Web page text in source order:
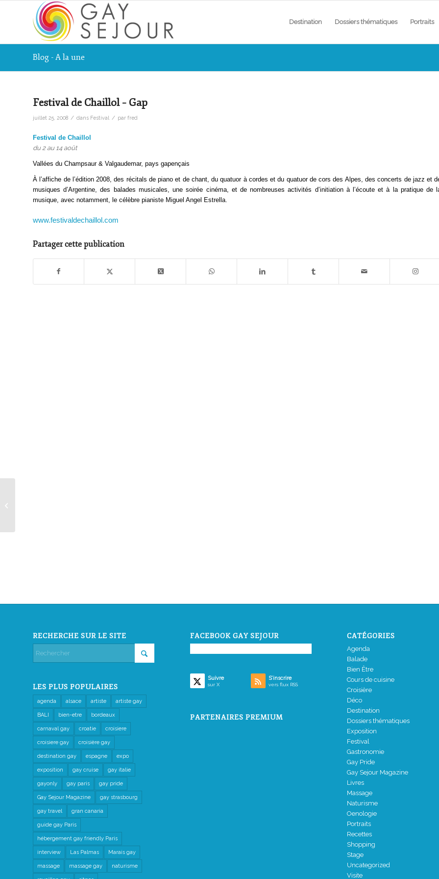
Destination Dossiers thématiques Portraits
Blog - A la une
Festival de Chaillol – Gap
juillet 25, 2008 / dans Festival / par fred
Festival de Chaillol
du 2 au 14 août
Vallées du Champsaur & Valgaudemar, pays gapençais
À l’affiche de l’édition 2008, des récitals de piano et de chant, du quatuor à cordes et du quatuor de cors des Alpes, des concerts de jazz et
musiques d’Argentine, des balades musicales, une soirée cinéma, et de nombreuses activités d’initiation à l’écoute et à la pratique de
musique, avec notamment, le célèbre pianiste Miguel Angel Estrella.
www.festivaldechaillol.com
Partager cette publication
RECHERCHE SUR LE SITE
LES PLUS POPULAIRES
agenda alsace artiste artiste gay
BALI bien-etre bordeaux
carnaval gay croatie croisiere
croisiere gay croisière gay
destination gay espagne expo
exposition gay cruise gay italie
gayonly gay paris gay pride
Gay Sejour Magazine gay strasbourg
gay travel gran canaria
guide gay Paris
hébergement gay friendly Paris
interview Las Palmas Marais gay
massage massage gay naturisme
FACEBOOK GAY SEJOUR
Suivre
sur X
S’inscrire
vers flux RSS
PARTENAIRES PREMIUM
CATÉGORIES
Agenda
Balade
Bien Être
Cours de cuisine
Croisière
Déco
Destination
Dossiers thématiques
Exposition
Festival
Gastronomie
Gay Pride
Gay Sejour Magazine
Livres
Massage
Naturisme
Oenologie
Portraits
Recettes
Shopping
Stage
Uncategorized
Visite